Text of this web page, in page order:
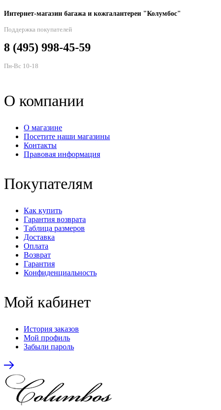
Интернет-магазин багажа и кожгалантереи "Колумбос"
Поддержка покупателей
8 (495) 998-45-59
Пн-Вс 10-18
О компании
О магазине
Посетите наши магазины
Контакты
Правовая информация
Покупателям
Как купить
Гарантия возврата
Таблица размеров
Доставка
Оплата
Возврат
Гарантия
Конфиденциальность
Мой кабинет
История заказов
Мой профиль
Забыли пароль